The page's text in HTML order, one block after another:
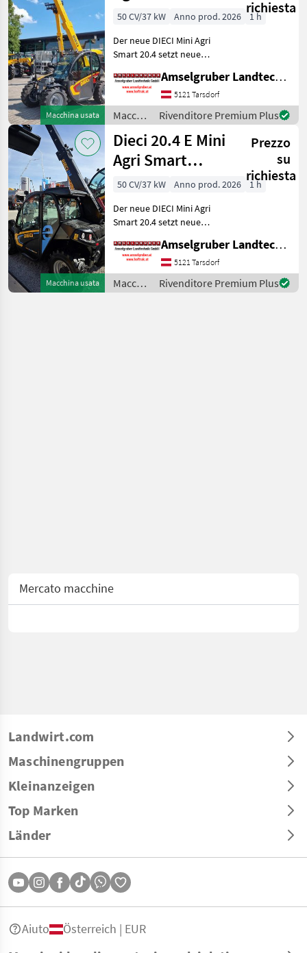
Macchina usata
Österreichpaket
richiesta
50 CV/37 kW Anno prod. 2026
1 h
Der neue DIECI Mini Agri
Smart 20.4 setzt neue
Teleskopladermarkt. Stufe
5 Motor - -Größte Kabine
(Baugleich vom Modell 26.6
Mini Agri) -50
Amselgruber Landtechnik GmbH
5121 Tarsdorf
Macchine
edili /
Dieci
Rivenditore Premium Plus
Macchina usata
Dieci 20.4 E Mini
Agri Smart
ELEKTRO
Teleskoplader
TOP
Prezzo
su
richiesta
50 CV/37 kW Anno prod. 2026
1 h
Der neue DIECI Mini Agri
Smart 20.4 setzt neue
Teleskopladermarkt. 100 %
Elektro! -Größte Kabine
(Baugleich vom Modell 26.6
Mini Agri) -Echt
Amselgruber Landtechnik GmbH
5121 Tarsdorf
Macchine
edili /
Rivenditore Premium Plus
Mercato macchine
Landwirt.com
Maschinengruppen
Kleinanzeigen
Top Marken
Länder
Aiuto Österreich | EUR